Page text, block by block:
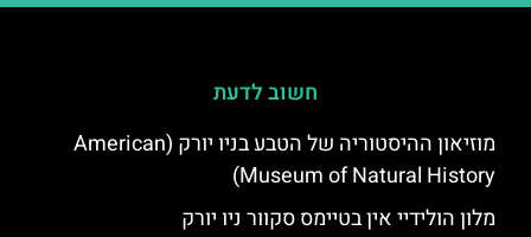
חשוב לדעת
מוזיאון ההיסטוריה של הטבע בניו יורק (American
Museum of Natural History)
מלון הולידיי אין בטיימס סקוור ניו יורק